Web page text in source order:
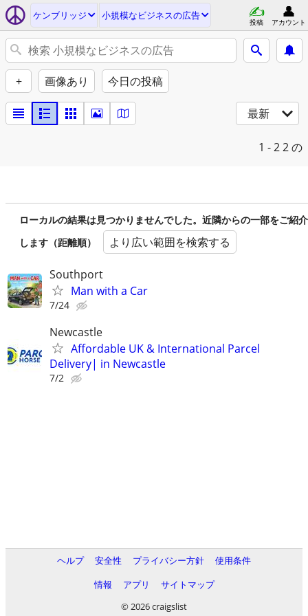
ケンブリッジ 小規模なビジネスの広告
投稿 アカウント
+ 画像あり 今日の投稿
最新
1 - 22 の
ローカルの結果は見つかりませんでした。近隣からの一部をご紹介
します（距離順）
より広い範囲を検索する
Southport
Man with a Car
7/24
Newcastle
Affordable UK & International Parcel
Delivery| in Newcastle
7/2
ヘルプ 安全性 プライバシー方針
使用条件
情報
アプリ
サイトマップ
© 2026 craigslist